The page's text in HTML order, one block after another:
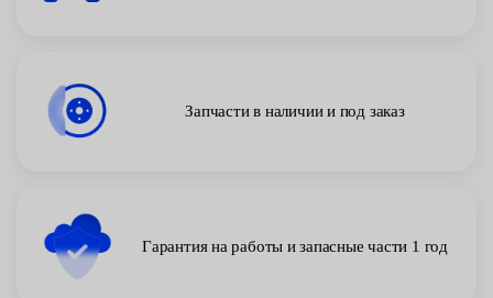
Запчасти в наличии и под заказ
Гарантия на работы и запасные части 1 год